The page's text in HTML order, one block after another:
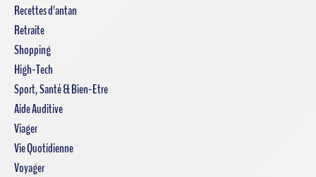
Recettes d'antan
Retraite
Shopping
High-Tech
Sport, Santé & Bien-Etre
Aide Auditive
Viager
Vie Quotidienne
Voyager